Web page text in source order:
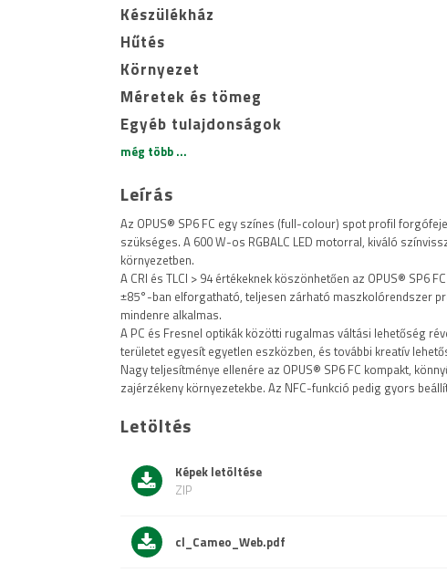
Készülékház
Hűtés
Környezet
Méretek és tömeg
Egyéb tulajdonságok
még több ...
Leírás
Az OPUS® SP6 FC egy színes (full-colour) spot profil
szükséges. A 600 W-os RGBALC LED motorral, kiváló
környezetben.
A CRI és TLCI > 94 értékeknek köszönhetően az OPUS®
±85°-ban elforgatható, teljesen zárható maszkolórendszer
mindenre alkalmas.
A PC és Fresnel optikák közötti rugalmas váltási lehetőség
területet egyesít egyetlen eszközben, és további kreatív
Nagy teljesítménye ellenére az OPUS® SP6 FC kompakt,
zajérzékeny környezetekbe. Az NFC-funkció pedig gyors
Letöltés
Képek letöltése
ZIP
cl_Cameo_Web.pdf